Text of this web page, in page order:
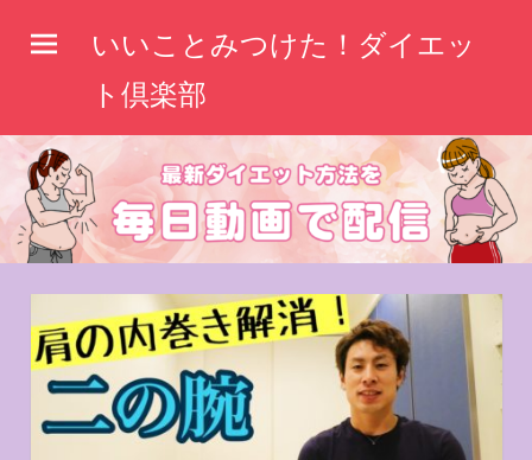
ス
キ
いいことみつけた！ダイエッ
ト倶楽部